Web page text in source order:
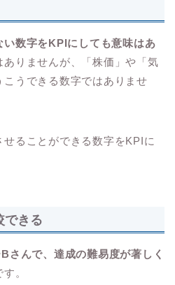
数字をKPIにしても意味はあ
ありませんが、「株価」や「気
うできる数字ではありませ
ることができる数字をKPIに
きる
さんで、達成の難易度が著しく
す。